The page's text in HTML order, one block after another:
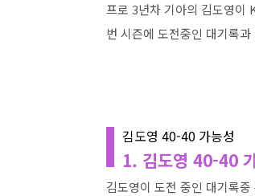
프로 3년차 기아의 김도영이
번 시즌에 도전중인 대기록
김도영 40-40 가능성
1. 김도영 40-40
김도영이 도전 중인 대기록